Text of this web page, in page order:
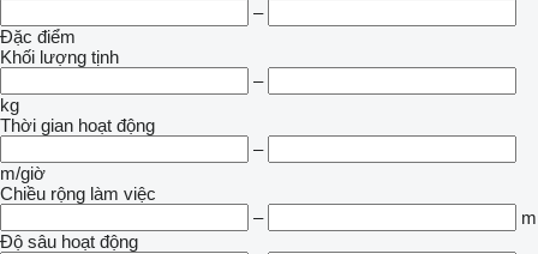
–
Đặc điểm
Khối lượng tịnh
–
kg
Thời gian hoạt động
–
m/giờ
Chiều rộng làm việc
–
m
Độ sâu hoạt động